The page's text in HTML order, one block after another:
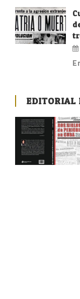
EDITORIAL